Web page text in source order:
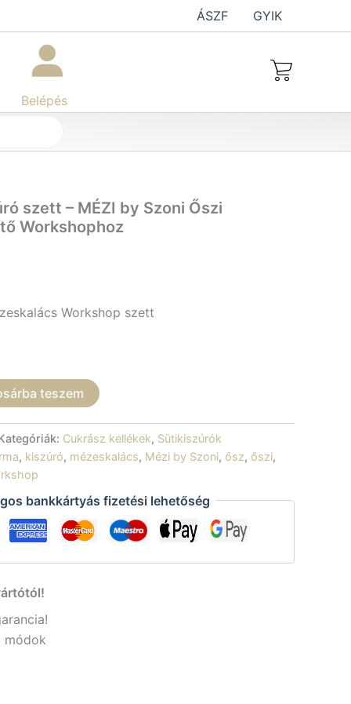
ÁSZF GYIK
Belépés
szett – MÉZI by Szoni Őszi
Workshophoz
Workshop szett
teszem
Cukrász kellékek, Sütikiszúrók
, kiszúró, mézeskalács, Mézi by Szoni, ősz, őszi,
bankkártyás fizetési lehetőség
módok